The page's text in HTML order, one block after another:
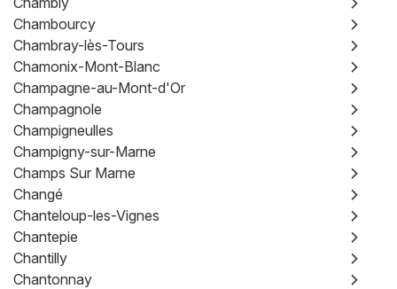
Chambourcy
Chambray-lès-Tours
Chamonix-Mont-Blanc
Champagne-au-Mont-d'Or
Champagnole
Champigneulles
Champigny-sur-Marne
Champs Sur Marne
Changé
Chanteloup-les-Vignes
Chantepie
Chantilly
Chantonnay